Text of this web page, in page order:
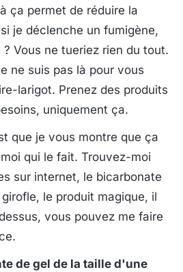
ça permet de réduire la
je déclenche un fumigène,
Vous ne tueriez rien du tout.
ne suis pas là pour vous
larigot. Prenez des produits
uniquement ça.
que je vous montre que ça
qui le fait. Trouvez-moi
sur internet, le bicarbonate
le produit magique, il
vous pouvez me faire
de gel de la taille d'une